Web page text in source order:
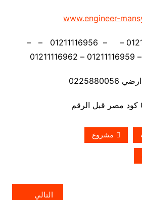
www.engineer-
موبايل: 01211116954 – – 01211116956 – –
مشروع
التالي